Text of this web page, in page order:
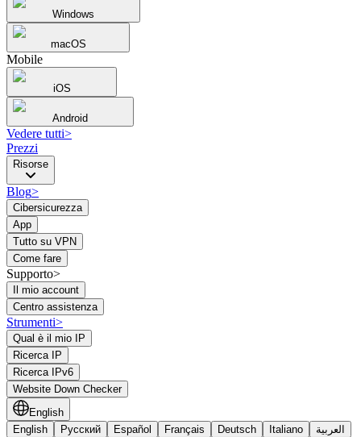
Windows
macOS
Mobile
iOS
Android
Vedere tutti>
Prezzi
Risorse
Blog>
Cibersicurezza
App
Tutto su VPN
Come fare
Supporto>
Il mio account
Centro assistenza
Strumenti>
Qual è il mio IP
Ricerca IP
Ricerca IPv6
Website Down Checker
English
English
Русский Español Français Deutsch Italiano العربية